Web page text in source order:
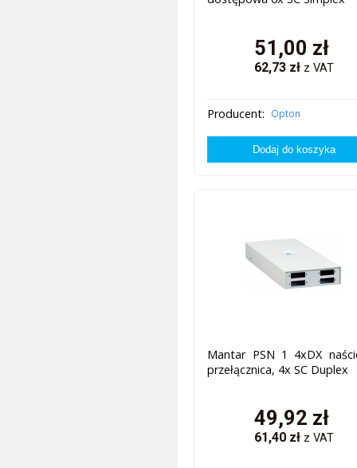
51,00 zł
62,73 zł z VAT
Producent: Opton
Mantar PSN 1 4xDX
przełącznica, 4x SC Duplex
49,92 zł
61,40 zł z VAT